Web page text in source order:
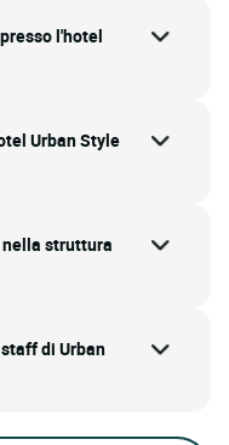
l'hotel
Urban Style
struttura
di Urban